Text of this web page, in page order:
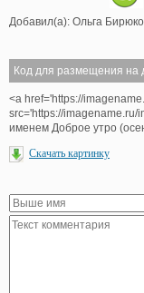
Добавил(а): Ольга
Код для размещения на
<a href='https://
src='https://imagename.ru/
именем Доброе утро
Скачать картинку